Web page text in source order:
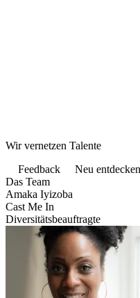
Wir vernetzen Talente
Feedback
Neu
Das Team
Amaka Iyizoba
Cast Me In
Diversitätsbeauftragte